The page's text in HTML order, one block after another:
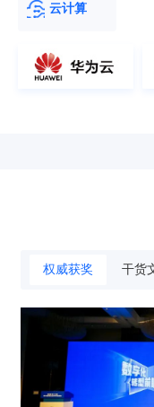
云计算
权威获奖 干货